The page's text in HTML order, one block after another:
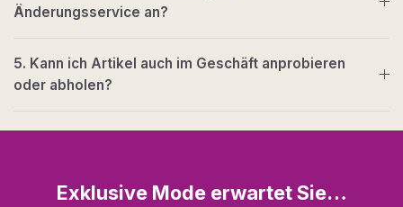
Änderungsservice an?
5. Kann ich Artikel auch im Geschäft anprobieren
oder abholen?
Exklusive Mode erwartet Sie…